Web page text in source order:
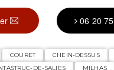
06 20
COURET CHEIN-DESSUS
DE-SALIES
MILHAS